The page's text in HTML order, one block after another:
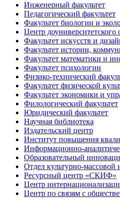
Инженерный факультет
Педагогический факультет
Факультет биологии и
Центр доуниверситетского
Факультет искусств и
Факультет истории,
Факультет математики и
Факультет психологии
Физико-технический
Факультет физической
Факультет экономики и
Филологический факультет
Юридический факультет
Научная библиотека
Издательский центр
Институт повышения
Информационно-
Образовательный
Отдел культурно-массовой
Ресурсный центр «СКИФ»
Центр
Центр по связям с